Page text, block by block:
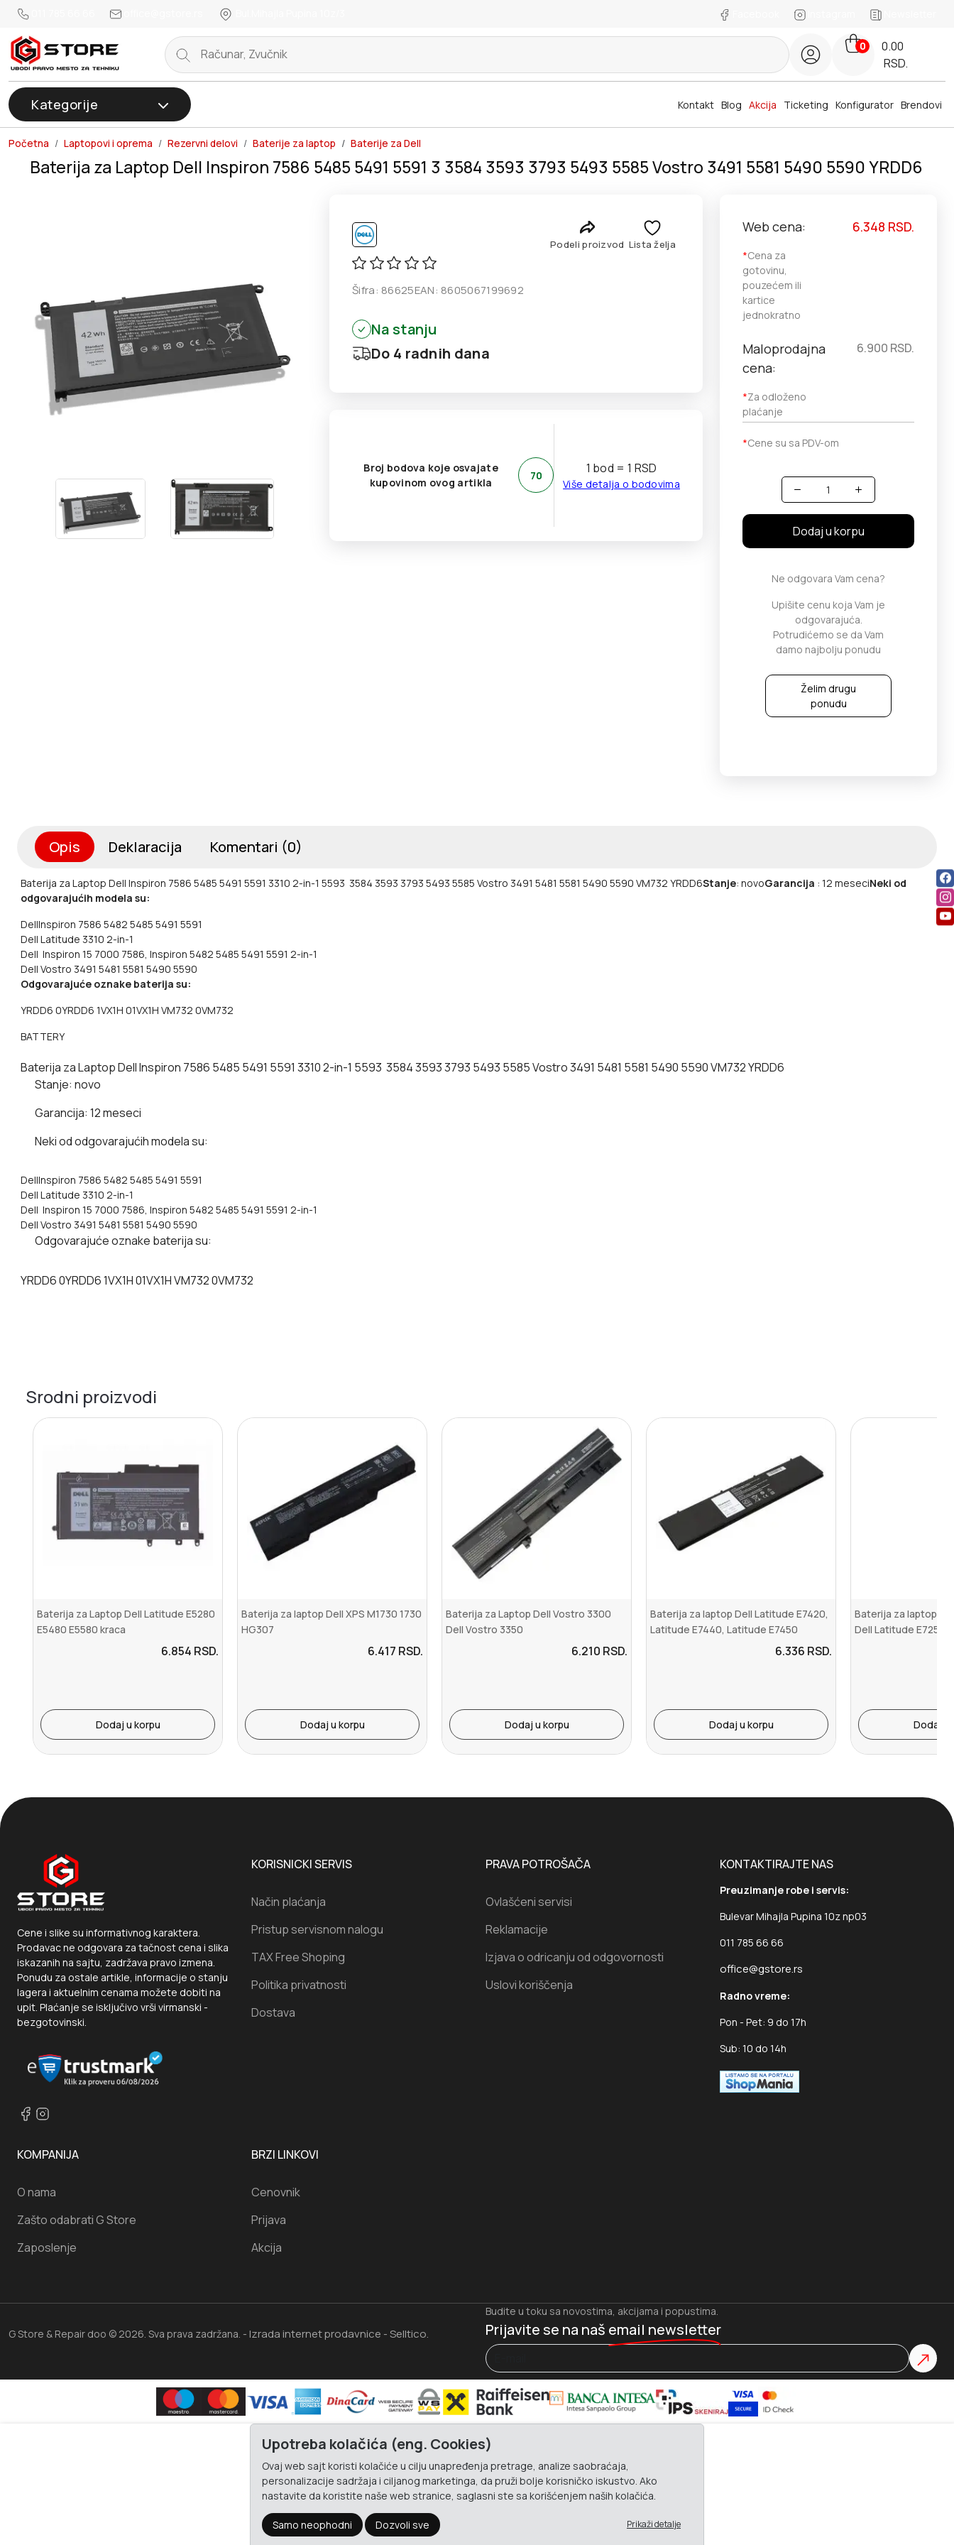
Instagram Newsletter
0
0.00
RSD.
Kategorije Brendovi
Blog Akcija
Kontakt Ticketing Konfigurator
Početna Laptopovi i oprema Rezervni delovi Baterije za laptop Baterije za Dell
Baterija za Laptop Dell Inspiron 7586 5485 5491 5591 3 3584 3593 3793 5493 5585 Vostro 3491 5581 5490 5590 YRDD6
Podeli proizvod Lista želja
Šifra: 86625EAN: 8605067199692
Na stanju
Do 4 radnih dana
Broj bodova koje osvajate
kupovinom ovog artikla
70 1 bod = 1 RSD
Više detalja o bodovima
Web cena:
*Cena za
gotovinu,
pouzećem ili
kartice
jednokratno
6.348 RSD.
Maloprodajna
cena:
*Za odloženo
plaćanje
6.900 RSD.
*Cene su sa PDV-om
Količina
Dodaj u korpu
Ne odgovara Vam cena?
Upišite cenu koja Vam je
odgovarajuća.
Potrudićemo se da Vam
damo najbolju ponudu
Želim drugu
ponudu
Opis Deklaracija Komentari (0)
Baterija za Laptop Dell Inspiron 7586 5485 5491 5591 3310 2-in-1 5593 3584 3593 3793 5493 5585 Vostro 3491 5481 5581 5490 5590 VM732 YRDD6Stanje: novoGarancija : 12 meseciNeki od
odgovarajućih modela su:
DellInspiron 7586 5482 5485 5491 5591
Dell Latitude 3310 2-in-1
Dell Inspiron 15 7000 7586, Inspiron 5482 5485 5491 5591 2-in-1
Dell Vostro 3491 5481 5581 5490 5590
Odgovarajuće oznake baterija su:
YRDD6 0YRDD6 1VX1H 01VX1H VM732 0VM732
BATTERY
Baterija za Laptop Dell Inspiron 7586 5485 5491 5591 3310 2-in-1 5593 3584 3593 3793 5493 5585 Vostro 3491 5481 5581 5490 5590 VM732 YRDD6
Stanje: novo
Garancija: 12 meseci
Neki od odgovarajućih modela su:
DellInspiron 7586 5482 5485 5491 5591
Dell Latitude 3310 2-in-1
Dell Inspiron 15 7000 7586, Inspiron 5482 5485 5491 5591 2-in-1
Dell Vostro 3491 5481 5581 5490 5590
Odgovarajuće oznake baterija su:
YRDD6 0YRDD6 1VX1H 01VX1H VM732 0VM732
Srodni proizvodi
Baterija za Laptop Dell Latitude E5280
E5480 E5580 kraca
6.854 RSD.
Dodaj u korpu
Baterija za laptop Dell XPS M1730 1730
HG307
6.417 RSD.
Dodaj u korpu
Baterija za Laptop Dell Vostro 3300
Dell Vostro 3350
6.210 RSD.
Dodaj u korpu
Baterija za laptop Dell Latitude E7420,
Latitude E7440, Latitude E7450
6.336 RSD.
Dodaj u korpu
Baterija za laptop
Dell Latitude E7250
Dodaj u
Cene i slike su informativnog karaktera.
Prodavac ne odgovara za tačnost cena i slika
iskazanih na sajtu, zadržava pravo izmena.
Ponudu za ostale artikle, informacije o stanju
lagera i aktuelnim cenama možete dobiti na
upit. Plaćanje se isključivo vrši virmanski -
bezgotovinski.
KORISNICKI SERVIS
Način plaćanja
Pristup servisnom nalogu
TAX Free Shoping
Politika privatnosti
Dostava
PRAVA POTROŠAČA
Ovlašćeni servisi
Reklamacije
Izjava o odricanju od odgovornosti
Uslovi koriščenja
KONTAKTIRAJTE NAS
Preuzimanje robe i servis:
Bulevar Mihajla Pupina 10z np03
011 785 66 66
office@gstore.rs
Radno vreme:
Pon - Pet: 9 do 17h
Sub: 10 do 14h
KOMPANIJA
O nama
Zašto odabrati G Store
Zaposlenje
BRZI LINKOVI
Cenovnik
Prijava
Akcija
G Store & Repair doo © 2026. Sva prava zadržana. - Izrada internet prodavnice - Selltico.
Budite u toku sa novostima, akcijama i popustima.
Prijavite se na naš email newsletter
Upotreba kolačića (eng. Cookies)
Ovaj web sajt koristi kolačiće u cilju unapređenja pretrage, analize saobraćaja,
personalizacije sadržaja i ciljanog marketinga, da pruži bolje korisničko iskustvo. Ako
nastavite da koristite naše web stranice, saglasni ste sa korišćenjem naših kolačića.
Samo neophodni Dozvoli sve Prikaži detalje